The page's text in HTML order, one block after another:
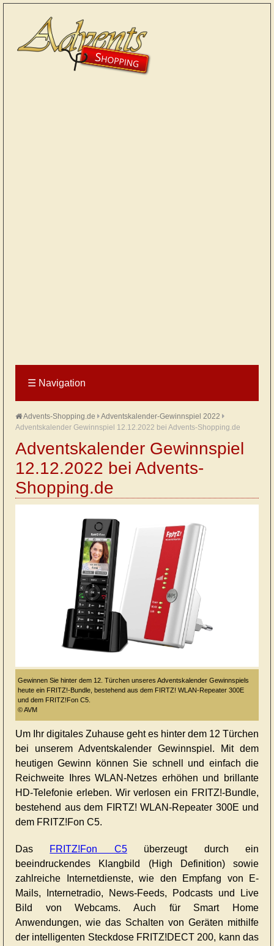
☰ Navigation
Advents-Shopping.de
Adventskalender-Gewinnspiel 2022
Adventskalender Gewinnspiel 12.12.2022 bei Advents-Shopping.de
Adventskalender Gewinnspiel
12.12.2022 bei Advents-
Shopping.de
Gewinnen Sie hinter dem 12. Türchen unseres Adventskalender Gewinnspiels
heute ein FRITZ!-Bundle, bestehend aus dem FIRTZ! WLAN-Repeater 300E
und dem FRITZ!Fon C5.
© AVM
Um Ihr digitales Zuhause geht es hinter dem 12 Türchen
bei unserem Adventskalender Gewinnspiel. Mit dem
heutigen Gewinn können Sie schnell und einfach die
Reichweite Ihres WLAN-Netzes erhöhen und brillante
HD-Telefonie erleben. Wir verlosen ein FRITZ!-Bundle,
bestehend aus dem FIRTZ! WLAN-Repeater 300E und
dem FRITZ!Fon C5.
Das FRITZ!Fon C5überzeugt durch ein
beeindruckendes Klangbild (High Definition) sowie
zahlreiche Internetdienste, wie den Empfang von E-
Mails, Internetradio, News-Feeds, Podcasts und Live
Bild von Webcams. Auch für Smart Home
Anwendungen, wie das Schalten von Geräten mithilfe
der intelligenten Steckdose FRITZ!DECT 200, kann das